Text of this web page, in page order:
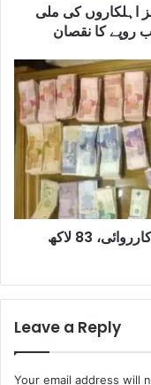
اہلکاروں کی ملی
کراچی ایئرپورٹ پر اے ایس ایف کی بڑی کارروائی، 83 لاکھ
Leave a Reply
Your email address will